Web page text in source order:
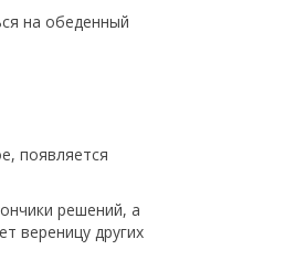
на обеденный
появляется
решений, а
вереницу других